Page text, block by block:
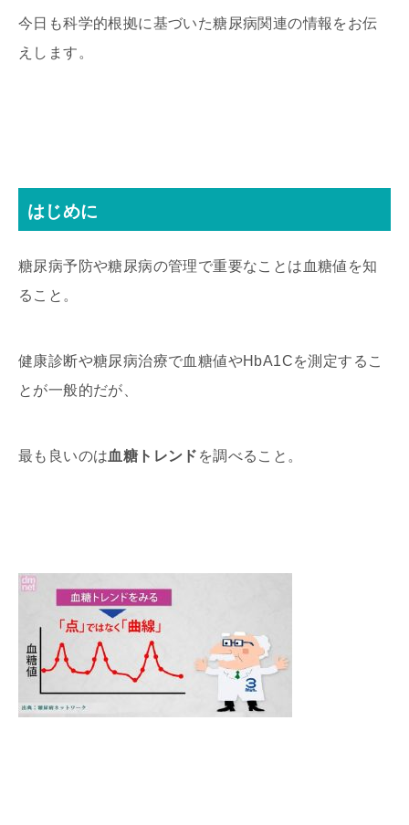
今日も科学的根拠に基づいた糖尿病関連の情報をお伝
えします。
はじめに
糖尿病予防や糖尿病の管理で重要なことは血糖値を知
ること。
健康診断や糖尿病治療で血糖値やHbA1Cを測定するこ
とが一般的だが、
最も良いのは血糖トレンド を調べること。